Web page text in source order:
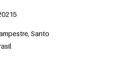
Santo